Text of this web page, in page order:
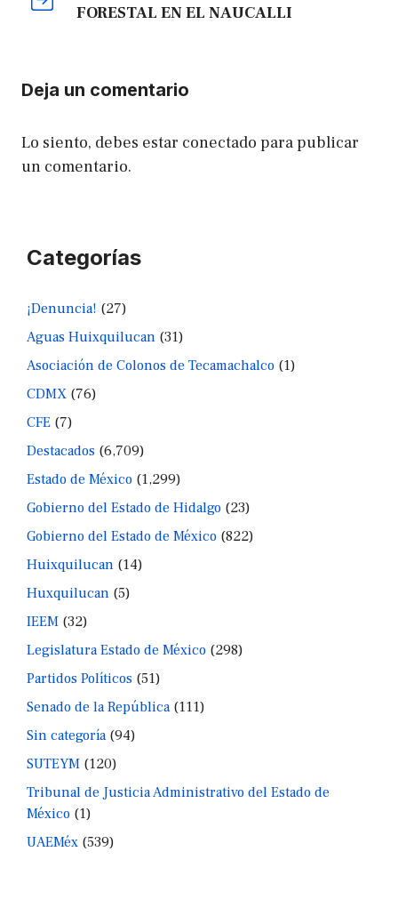
FORESTAL EN EL NAUCALLI
Deja un comentario
Lo siento, debes estar conectado para publicar
un comentario.
Categorías
¡Denuncia! (27)
Aguas Huixquilucan (31)
Asociación de Colonos de Tecamachalco (1)
CDMX (76)
CFE (7)
Destacados (6,709)
Estado de México (1,299)
Gobierno del Estado de Hidalgo (23)
Gobierno del Estado de México (822)
Huixquilucan (14)
Huxquilucan (5)
IEEM (32)
Legislatura Estado de México (298)
Partidos Políticos (51)
Senado de la República(111)
Sin categoría(94)
SUTEYM (120)
Tribunal de Justicia Administrativo del Estado de
México (1)
UAEMéx (539)